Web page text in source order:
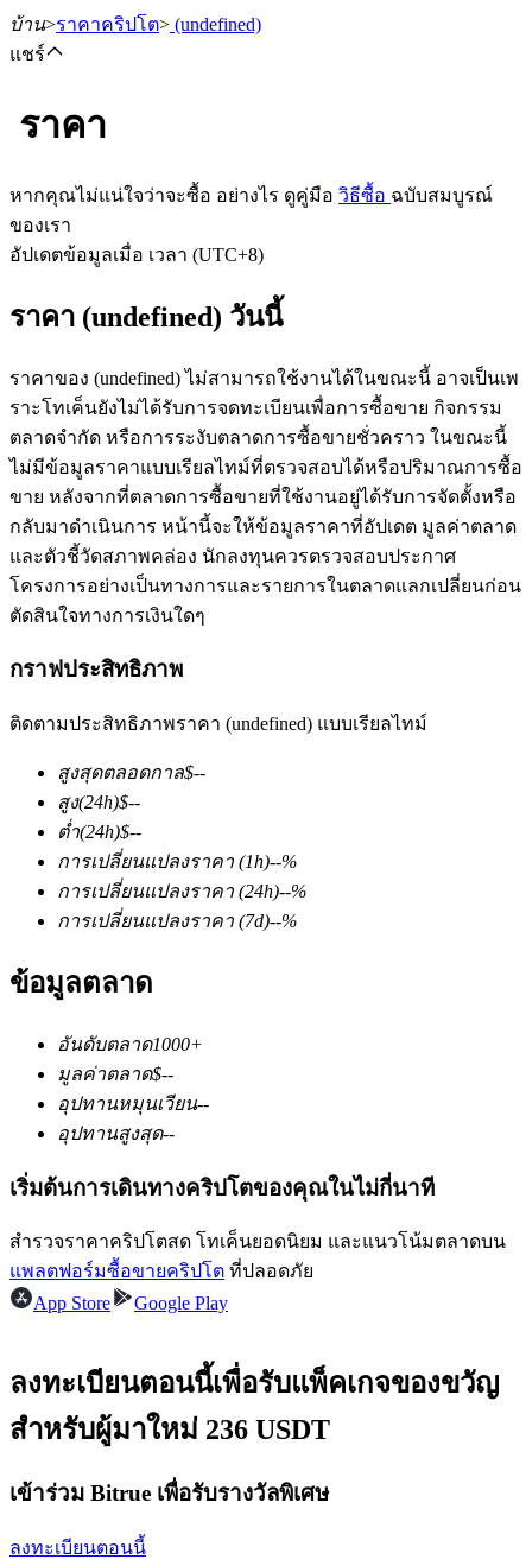
ฟิวเจอร์ส USDT
ฟิวเจอร์สที่ใช้ USDT เป็นหลักประกัน
ฟิวเจอร์ส COIN-M
ฟิวเจอร์สสกุลเงินดิจิทัล
TradFi
อนุพันธ์ของหุ้น ฟอเร็กซ์ โลหะมีค่า และสินค้าโภคภัณฑ์
บ้าน>ราคาคริปโต> (undefined)
แชร์
ราคา
หากคุณไม่แน่ใจว่าจะซื้อ อย่างไร ดูคู่มือ วิธีซื้อ ฉบับสมบูรณ์
ของเรา
อัปเดตข้อมูลเมื่อ เวลา (UTC+8)
ราคา (undefined) วันนี้
ราคาของ (undefined) ไม่สามารถใช้งานได้ในขณะนี้ อาจเป็นเพ
ราะโทเค็นยังไม่ได้รับการจดทะเบียนเพื่อการซื้อขาย กิจกรรม
ตลาดจำกัด หรือการระงับตลาดการซื้อขายชั่วคราว ในขณะนี้
ไม่มีข้อมูลราคาแบบเรียลไทม์ที่ตรวจสอบได้หรือปริมาณการซื้อ
ขาย หลังจากที่ตลาดการซื้อขายที่ใช้งานอยู่ได้รับการจัดตั้งหรือ
กลับมาดำเนินการ หน้านี้จะให้ข้อมูลราคาที่อัปเดต มูลค่าตลาด
และตัวชี้วัดสภาพคล่อง นักลงทุนควรตรวจสอบประกาศ
โครงการอย่างเป็นทางการและรายการในตลาดแลกเปลี่ยนก่อน
ตัดสินใจทางการเงินใดๆ
กราฟประสิทธิภาพ
ติดตามประสิทธิภาพราคา (undefined) แบบเรียลไทม์
สูงสุดตลอดกาล$--
สูง(24h)$--
ต่ำ(24h)$--
การเปลี่ยนแปลงราคา (1h)--%
การเปลี่ยนแปลงราคา (24h)--%
การเปลี่ยนแปลงราคา (7d)--%
ข้อมูลตลาด
อันดับตลาด1000+
มูลค่าตลาด$--
อุปทานหมุนเวียน--
อุปทานสูงสุด--
เริ่มต้นการเดินทางคริปโตของคุณในไม่กี่นาที
สำรวจราคาคริปโตสด โทเค็นยอดนิยม และแนวโน้มตลาดบน
แพลตฟอร์มซื้อขายคริปโต ที่ปลอดภัย
App Store
Google Play
ลงทะเบียนตอนนี้เพื่อรับแพ็คเกจของขวัญ
สำหรับผู้มาใหม่ 236 USDT
เข้าร่วม Bitrue เพื่อรับรางวัลพิเศษ
ลงทะเบียนตอนนี้